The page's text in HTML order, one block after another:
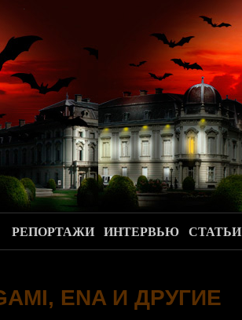
.
РЕПОРТАЖИ ИНТЕРВЬЮ СТАТЬИ
ENA И ДРУГИЕ